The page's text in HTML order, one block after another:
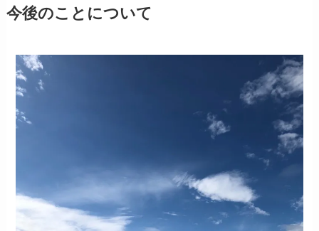
今後のことについて